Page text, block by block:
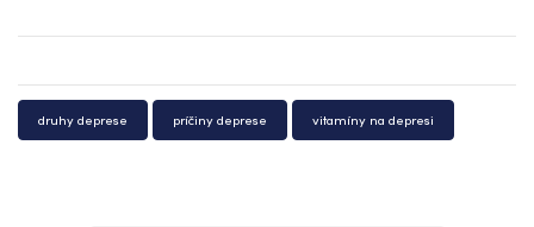
druhy deprese príčiny deprese vitamíny na depresi